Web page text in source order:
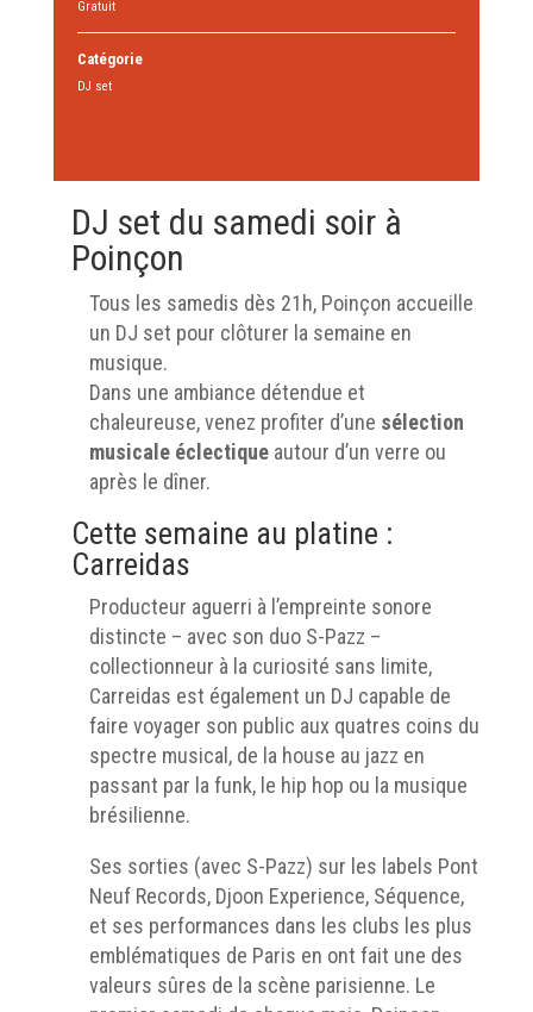
Gratuit
Catégorie
DJ set
DJ set du samedi soir à
Poinçon
Tous les samedis dès 21h, Poinçon accueille
un DJ set pour clôturer la semaine en
musique.
Dans une ambiance détendue et
chaleureuse, venez profiter d’une sélection
musicale éclectiqueautour d’un verre ou
après le dîner.
Cette semaine au platine :
Carreidas
Producteur aguerri à l’empreinte sonore
distincte – avec son duo S-Pazz –
collectionneur à la curiosité sans limite,
Carreidas est également un DJ capable de
faire voyager son public aux quatres coins du
spectre musical, de la house au jazz en
passant par la funk, le hip hop ou la musique
brésilienne.
Ses sorties (avec S-Pazz) sur les labels Pont
Neuf Records, Djoon Experience, Séquence,
et ses performances dans les clubs les plus
emblématiques de Paris en ont fait une des
valeurs sûres de la scène parisienne. Le